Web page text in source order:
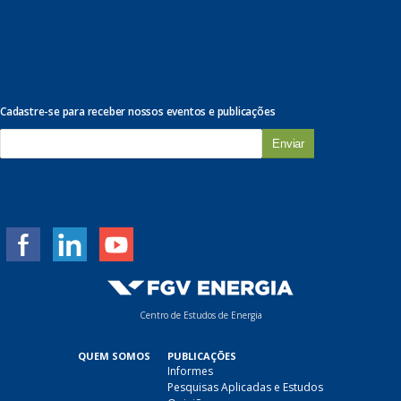
Cadastre-se para receber nossos eventos e publicações
m
Centro de Estudos de Energia
QUEM SOMOS PUBLICAÇÕES
Informes
Pesquisas Aplicadas e Estudos